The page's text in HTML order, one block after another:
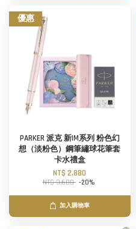
優惠
PARKER 派克 新IM系列 粉色幻
想（淡粉色）鋼筆繡球花筆套
卡水禮盒
NT$ 2,880
NT$ 3,600 -20%
加入購物車